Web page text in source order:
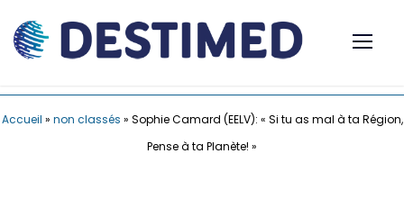
Accueil » non classés » Sophie Camard (EELV): « Si tu as mal à ta Région,
Pense à ta Planète! »